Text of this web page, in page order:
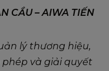
CẦU – AIWA TIẾN
lý thương hiệu,
và giải quyết